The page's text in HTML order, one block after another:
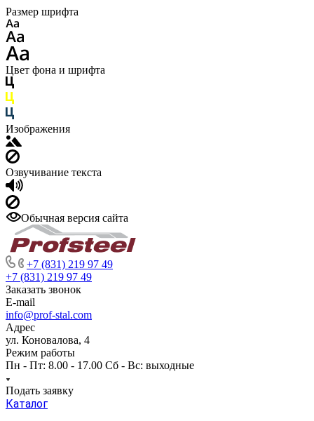
Размер шрифта
Цвет фона и шрифта
Изображения
Озвучивание текста
Обычная версия сайта
+7 (831) 219 97 49
+7 (831) 219 97 49
Заказать звонок
E-mail
info@prof-stal.com
Адрес
ул. Коновалова, 4
Режим работы
Пн - Пт: 8.00 - 17.00 Сб - Вс: выходные
Подать заявку
Каталог